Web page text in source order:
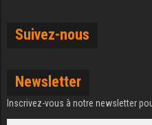
Suivez-nous
Newsletter
Inscrivez-vous à notre newsletter